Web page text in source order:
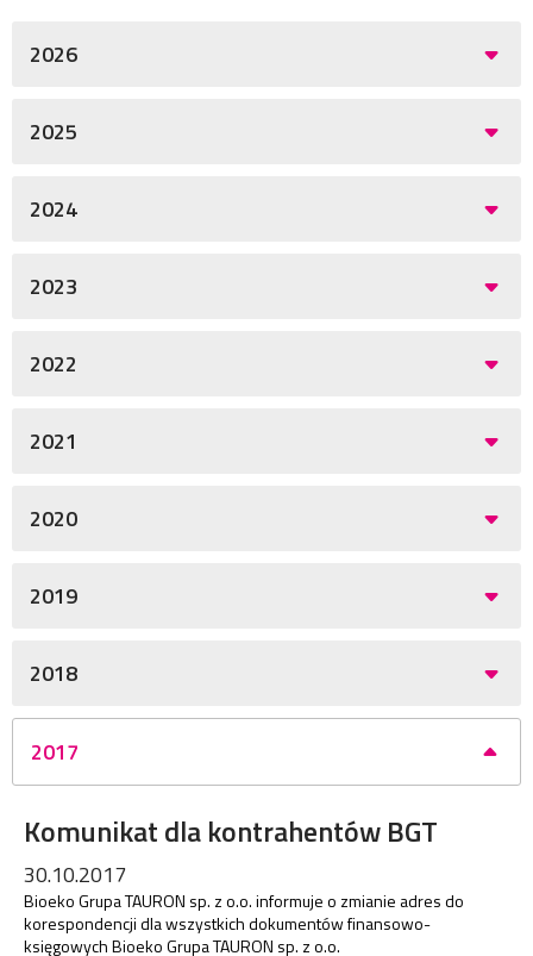
2026
2025
2024
2023
2022
2021
2020
2019
2018
2017
Komunikat dla kontrahentów BGT
30.10.2017
Bioeko Grupa TAURON sp. z o.o. informuje o zmianie adres do
korespondencji dla wszystkich dokumentów finansowo-
księgowych Bioeko Grupa TAURON sp. z o.o.